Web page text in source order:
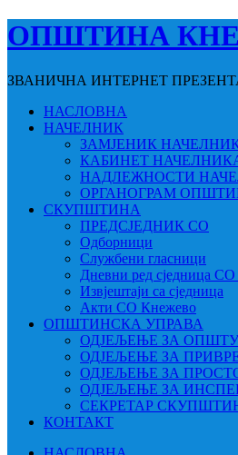
ОПШТИНА
ЗВАНИЧНА ИНТЕРНЕТ
НАСЛОВНА
НАЧЕЛНИК
ЗАМЈЕНИК
КАБИНЕТ
НАДЛЕЖНОСТИ
ОРГАНОГРАМ
СКУПШТИНА
ПРЕДСЈЕДНИК СО
Одборници
Службени гласници
Дневни ред сједница
Извјештаји са сједница
Акти СО Кнежево
ОПШТИНСКА УПРАВА
ОДЈЕЉЕЊЕ ЗА
ОДЈЕЉЕЊЕ ЗА
ОДЈЕЉЕЊЕ ЗА
ОДЈЕЉЕЊЕ ЗА
СЕКРЕТАР
КОНТАКТ